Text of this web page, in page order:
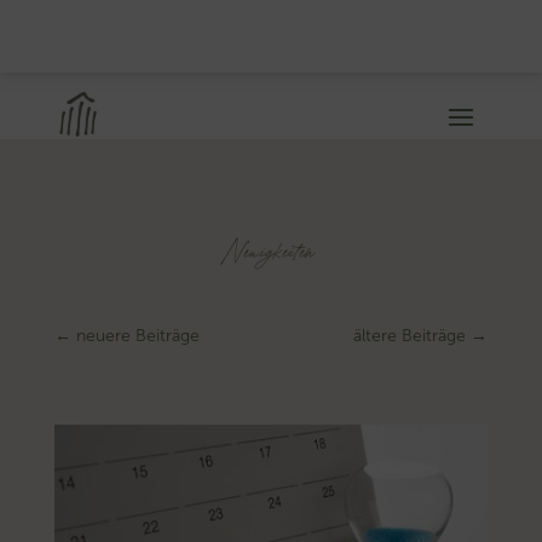
Neuigkeiten
← neuere Beiträge ältere Beiträge →